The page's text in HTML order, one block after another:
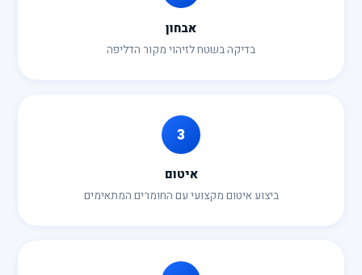
אבחון
בדיקה בשטח לזיהוי מקור הדליפה
3
איטום
ביצוע איטום מקצועי עם החומרים המתאימים